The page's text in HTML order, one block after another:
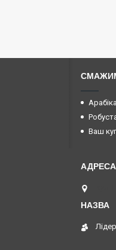
Арабіка
Ваш